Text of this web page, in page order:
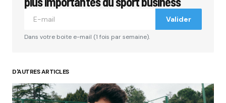
Valider
Dans votre boite e-mail (1 fois par semaine).
D'AUTRES ARTICLES